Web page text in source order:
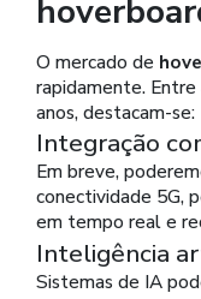
O mercado de
rapidamente. Entre
anos, destacam-se:
Integração
Em breve,
conectividade 5G,
em tempo real e
Inteligência
Sistemas de IA